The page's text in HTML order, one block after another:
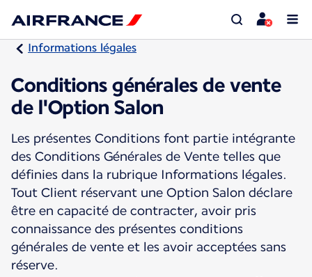
Informations légales
Conditions générales de vente
de l'Option Salon
Les présentes Conditions font partie intégrante
des Conditions Générales de Vente telles que
définies dans la rubrique Informations légales.
Tout Client réservant une Option Salon déclare
être en capacité de contracter, avoir pris
connaissance des présentes conditions
générales de vente et les avoir acceptées sans
réserve.